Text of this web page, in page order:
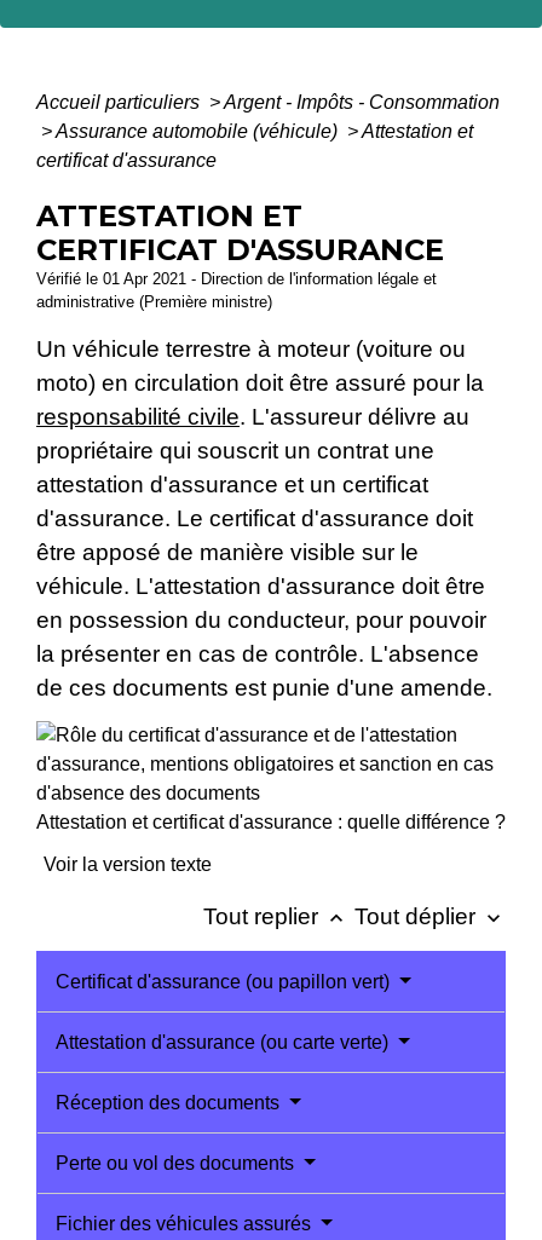
Accueil particuliers >Argent - Impôts - Consommation
>Assurance automobile (véhicule) >Attestation et
certificat d'assurance
ATTESTATION ET
CERTIFICAT D'ASSURANCE
Vérifié le 01 Apr 2021 - Direction de l'information légale et
administrative (Première ministre)
Un véhicule terrestre à moteur (voiture ou
moto) en circulation doit être assuré pour la
responsabilité civile. L'assureur délivre au
propriétaire qui souscrit un contrat une
attestation d'assurance et un certificat
d'assurance. Le certificat d'assurance doit
être apposé de manière visible sur le
véhicule. L'attestation d'assurance doit être
en possession du conducteur, pour pouvoir
la présenter en cas de contrôle. L'absence
de ces documents est punie d'une amende.
Attestation et certificat d'assurance : quelle différence ?
Voir la version texte
Tout replier keyboard_arrow_up Tout déplier keyboard_arrow_down
Certificat d'assurance (ou papillon vert)
Attestation d'assurance (ou carte verte)
Réception des documents
Perte ou vol des documents
Fichier des véhicules assurés